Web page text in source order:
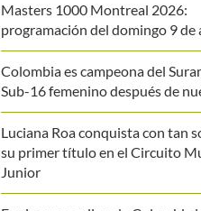
Masters 1000 Montreal 2026:
programación del domingo 9 de
Colombia es campeona del
Sub-16 femenino después de
Luciana Roa conquista con tan
su primer título en el Circuito
Junior